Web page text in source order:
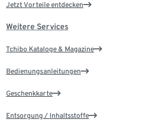
Jetzt Vorteile entdecken
Weitere Services
Tchibo Kataloge & Magazine
Bedienungsanleitungen
Geschenkkarte
Entsorgung / Inhaltsstoffe